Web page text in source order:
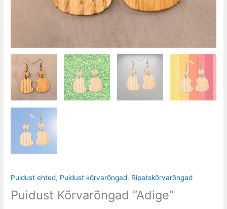
Puidust ehted, Puidust kõrvarõngad, Ripatskõrvarõngad
Puidust Kõrvarõngad “Adige”